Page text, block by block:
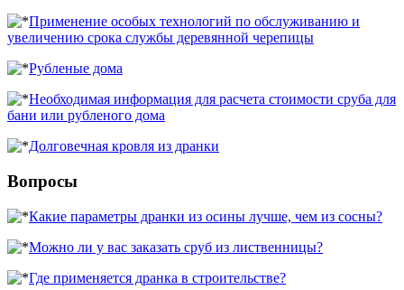
Применение особых технологий по обслуживанию и
увеличению срока службы деревянной черепицы
Рубленые дома
Необходимая информация для расчета стоимости сруба для
бани или рубленого дома
Долговечная кровля из дранки
Вопросы
Какие параметры дранки из осины лучше, чем из сосны?
Можно ли у вас заказать сруб из лиственницы?
Где применяется дранка в строительстве?